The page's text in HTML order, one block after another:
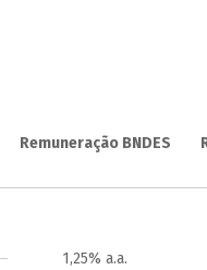
Remuneração BNDES
1,25% a.a.